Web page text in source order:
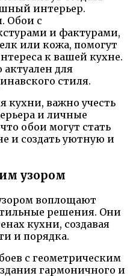
интерьер.
Обои с
и фактурами,
или кожа, помогут
к вашей кухне.
актуален для
стиля.
кухни, важно учесть
и личные
обои могут стать
и создать уютную и
узором
воплощают
решения. Они
кухни, создавая
и порядка.
с геометрическим
гармоничного и